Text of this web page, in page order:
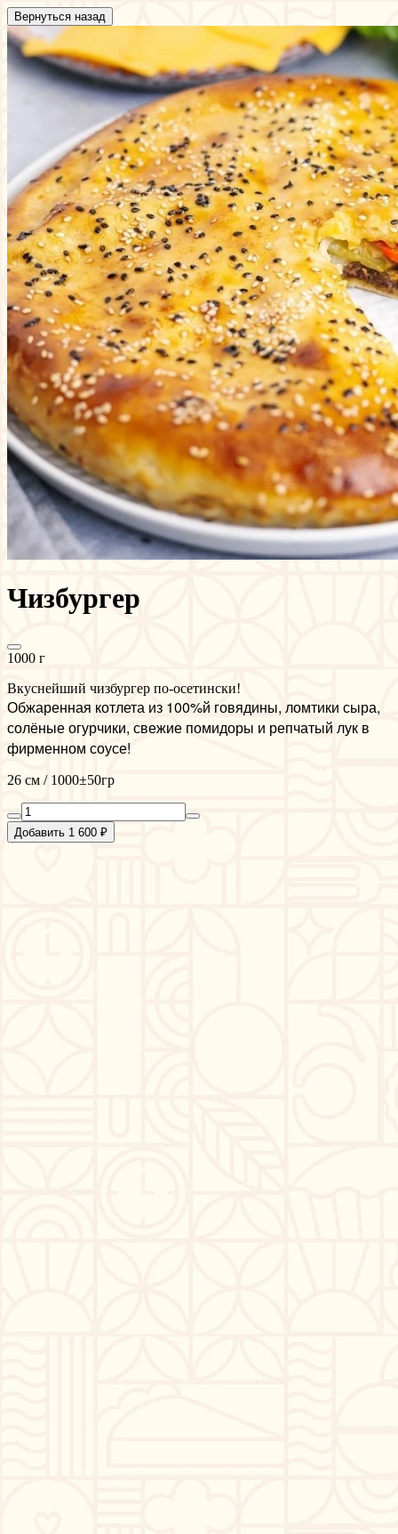
Вернуться назад
Чизбургер
1000 г
Вкуснейший чизбургер по-осетински!
Обжаренная котлета из 100%й говядины, ломтики сыра,
солёные огурчики, свежие помидоры и репчатый лук в
фирменном соусе!
26 см / 1000±50гр
Добавить 1 600 ₽